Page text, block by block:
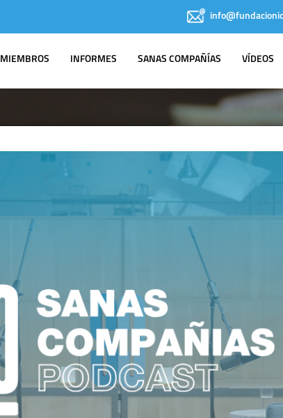
MIEMBROS INFORMES SANAS COMPAÑÍAS VÍDEOS
IDIS EN LOS MEDIOS